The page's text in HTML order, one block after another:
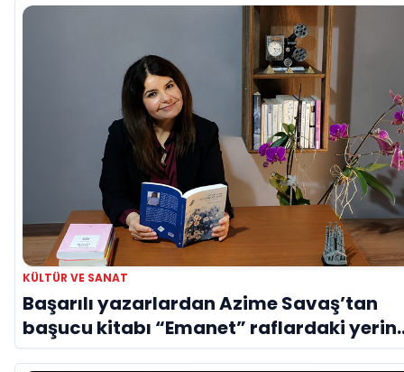
KÜLTÜR VE SANAT
Başarılı yazarlardan Azime Savaş’tan
başucu kitabı “Emanet” raflardaki yerini
aldı